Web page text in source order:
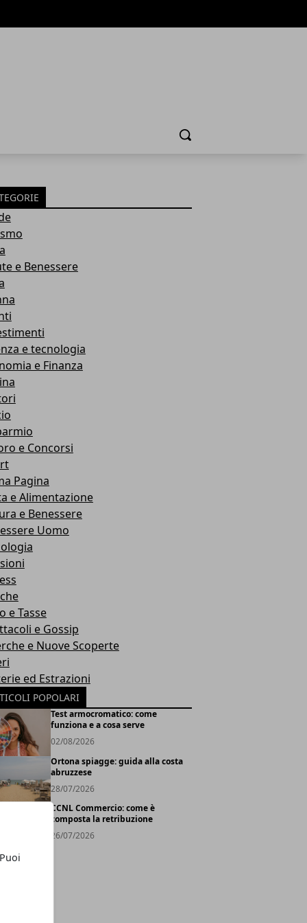
Cerca
e Benessere
e tecnologia
e Finanza
e Concorsi
Pagina
e Alimentazione
e Benessere
Uomo
e Tasse
e Gossip
e Nuove Scoperte
ed Estrazioni
POPOLARI
Test armocromatico: come
funziona e a cosa serve
02/08/2026
Ortona spiagge: guida alla costa
abruzzese
28/07/2026
CCNL Commercio: come è
composta la retribuzione
26/07/2026